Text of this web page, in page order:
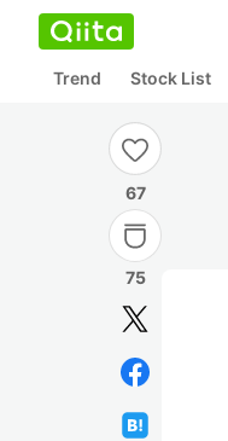
Trend Stock List
67
75